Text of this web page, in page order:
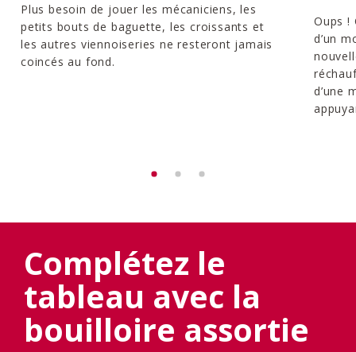
Plus besoin de jouer les mécaniciens, les
petits bouts de baguette, les croissants et
les autres viennoiseries ne resteront jamais
coincés au fond.
Oups !
d’un
d’une
Complétez le
tableau avec la
bouilloire assortie